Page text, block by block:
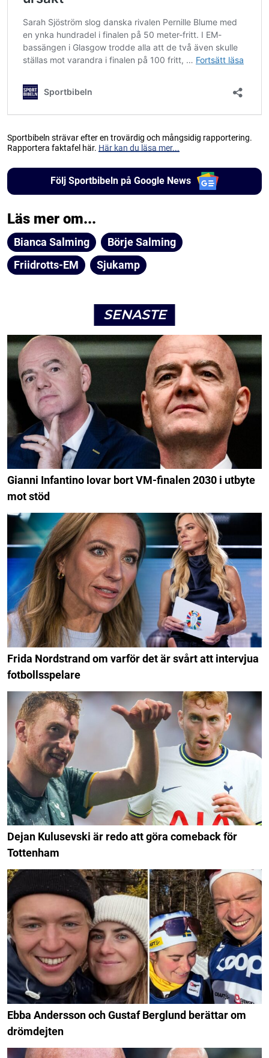
Sportbibeln strävar efter en trovärdig och mångsidig rapportering.
Rapportera faktafel här. Här kan du läsa mer...
Följ Sportbibeln på Google News
Läs mer om...
Bianca Salming
Börje Salming
Friidrotts-EM
Sjukamp
SENASTE
Gianni Infantino lovar bort VM-finalen 2030 i utbyte
mot stöd
Frida Nordstrand om varför det är svårt att intervjua
fotbollsspelare
Dejan Kulusevski är redo att göra comeback för
Tottenham
Ebba Andersson och Gustaf Berglund berättar om
drömdejten